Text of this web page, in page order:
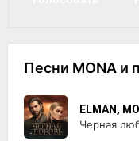
Песни MONA и
ELMAN,
Черная